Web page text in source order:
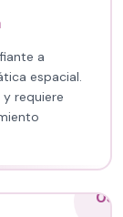
a
espacial.
requiere
03